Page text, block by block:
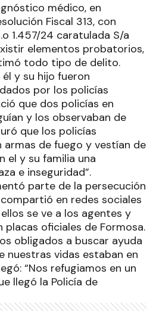
médico, en
Fiscal 313, con
1.457/24 caratulada S/a
elementos probatorios,
todo tipo de delito.
y su hijo fueron
por los policías
que dos policías en
y los observaban de
que los policías
armas de fuego y vestían de
el y su familia una
e inseguridad”.
parte de la persecución
en redes sociales
se ve a los agentes y
oficiales de Formosa.
obligados a buscar ayuda
nuestras vidas estaban en
“Nos refugiamos en un
llegó la Policía de